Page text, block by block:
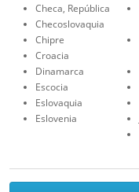
Checa, República
Checoslovaquia
Chipre
Croacia
Dinamarca
Escocia
Eslovaquia
Eslovenia